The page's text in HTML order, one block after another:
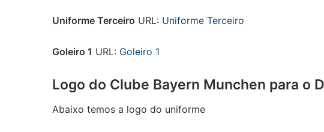
Uniforme Terceiro URL: Uniforme Terceiro
Goleiro 1 URL: Goleiro 1
Logo do Clube Bayern Munchen para o
Abaixo temos a logo do uniforme